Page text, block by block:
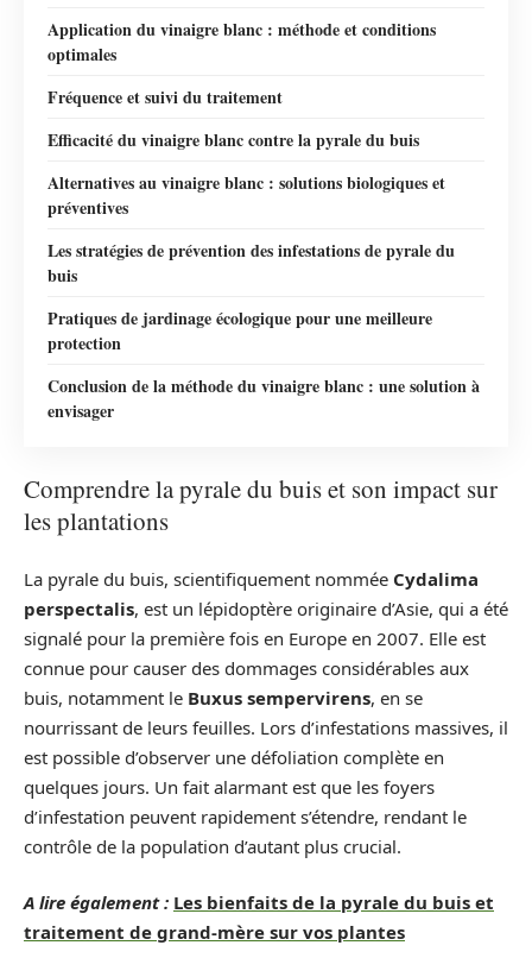
Application du vinaigre blanc : méthode et conditions
optimales
Fréquence et suivi du traitement
Efficacité du vinaigre blanc contre la pyrale du buis
Alternatives au vinaigre blanc : solutions biologiques et
préventives
Les stratégies de prévention des infestations de pyrale du
buis
Pratiques de jardinage écologique pour une meilleure
protection
Conclusion de la méthode du vinaigre blanc : une solution à
envisager
Comprendre la pyrale du buis et son impact sur
les plantations
La pyrale du buis, scientifiquement nommée Cydalima
perspectalis, est un lépidoptère originaire d’Asie, qui a été
signalé pour la première fois en Europe en 2007. Elle est
connue pour causer des dommages considérables aux
buis, notamment le Buxus sempervirens, en se
nourrissant de leurs feuilles. Lors d’infestations massives, il
est possible d’observer une défoliation complète en
quelques jours. Un fait alarmant est que les foyers
d’infestation peuvent rapidement s’étendre, rendant le
contrôle de la population d’autant plus crucial.
A lire également : Les bienfaits de la pyrale du buis et
traitement de grand-mère sur vos plantes